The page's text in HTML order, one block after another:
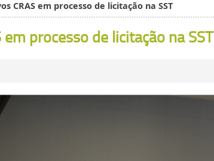
CRAS em processo de licitação na SST
processo de licitação na SST